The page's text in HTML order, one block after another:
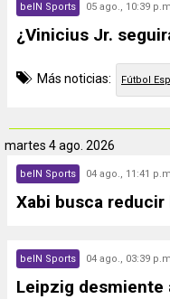
beIN Sports 05 ago., 10:39
¿Vinicius Jr.
Más noticias: Fútbol
martes 4 ago. 2026
beIN Sports 04 ago., 11:41
Xabi busca
beIN Sports 04 ago., 03:39
Leipzig desmiente